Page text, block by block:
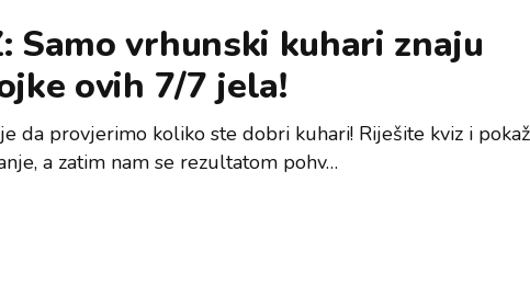
Samo vrhunski kuhari znaju
ovih 7/7 jela!
da provjerimo koliko ste dobri kuhari! Riješite kviz i
a zatim nam se rezultatom pohv…